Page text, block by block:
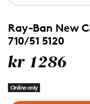
Ray-Ban New
710/51 5120
kr 1286
Online only